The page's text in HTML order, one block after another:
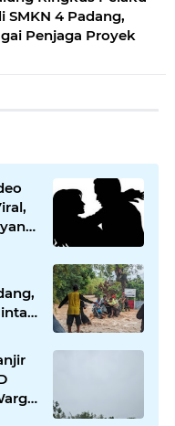
SMKN 4 Padang,
Penjaga Proyek